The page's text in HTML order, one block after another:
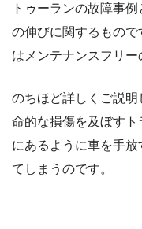
トゥーランの故障事
の伸びに関するもの
はメンテナンスフリー
のちほど詳しくご説
命的な損傷を及ぼすト
にあるように車を手
てしまうのです。